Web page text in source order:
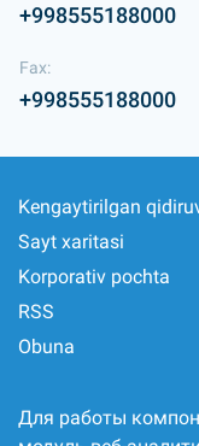
+998555188000
Fax:
+998555188000
Kengaytirilgan
Sayt xaritasi
Korporativ pochta
RSS
Obuna
Для работы